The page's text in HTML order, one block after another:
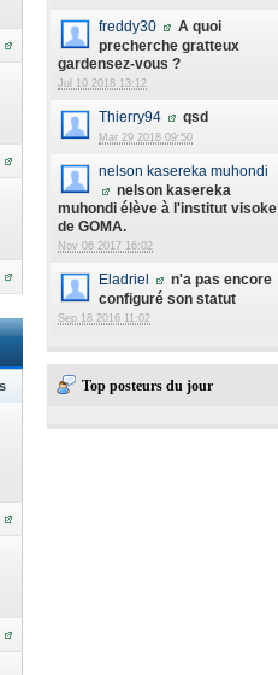
freddy30
A quoi
precherche gratteux
gardensez-vous ?
Jul 10 2018 13:12
Thierry94 qsd
Mar 29 2018 09:50
nelson kasereka muhondi
nelson kasereka
muhondi élève à l'institut visoke
de GOMA.
Nov 06 2017 16:02
Eladriel
n'a pas encore
configuré son statut
Sep 18 2016 11:02
Top posteurs du jour